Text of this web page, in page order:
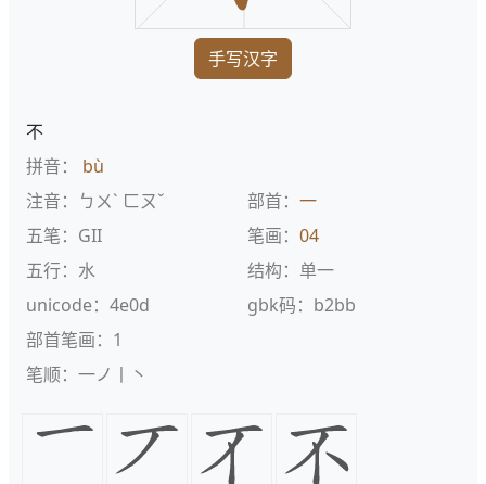
手写汉字
不
拼音： bù
注音：ㄅㄨˋ ㄈㄡˇ
部首： 一
五笔：GII
笔画： 04
五行：水
结构：单一
unicode：4e0d
gbk码：b2bb
部首笔画：1
笔顺：一ノ丨丶